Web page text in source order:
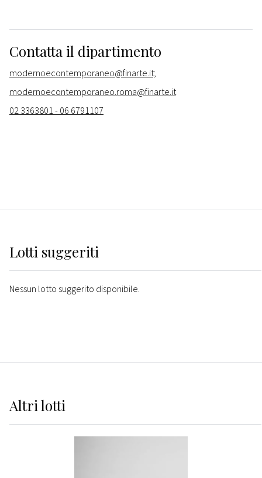
Contatta il dipartimento
modernoecontemporaneo@finarte.it;
modernoecontemporaneo.roma@finarte.it
02 3363801 - 06 6791107
Lotti suggeriti
Nessun lotto suggerito disponibile.
Altrilotti